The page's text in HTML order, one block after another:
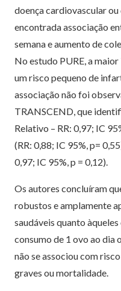
doença cardiovascular
encontrada associação
semana e aumento de
No estudo PURE, a
um risco pequeno de
associação não foi
TRANSCEND, que
Relativo – RR: 0,97; IC
(RR: 0,88; IC 95%, p=
0,97; IC 95%, p = 0,12).
Os autores concluíram
robustos e amplamente
saudáveis ​​quanto
consumo de 1 ovo ao dia
não se associou com
graves ou mortalidade.